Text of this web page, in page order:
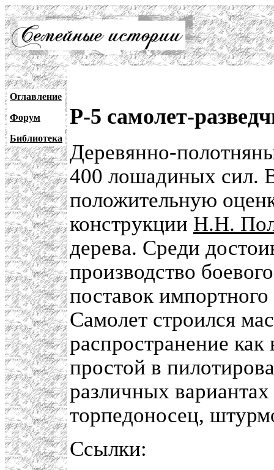
Оглавление
Форум
Библиотека
Р-5 самолет-
Деревянно-
400 лошадиных сил.
положительную
конструкции Н.Н.
дерева. Среди
производство
поставок
Самолет строился
распространение
простой в
различных
торпедоносец,
Ссылки: